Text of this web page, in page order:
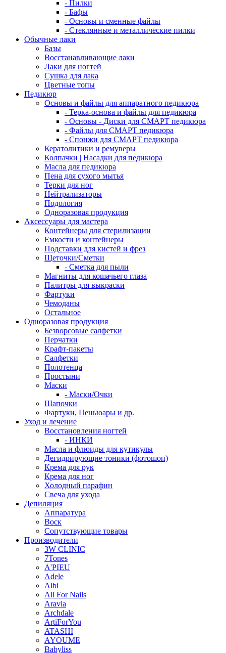
- Пилки
- Бафы
- Основы и сменные файлы
- Стеклянные и металлические пилки
Обычные лаки
Базы
Восстанавливающие лаки
Лаки для ногтей
Сушка для лака
Цветные топы
Педикюр
Основы и файлы для аппаратного педикюра
- Терка-основа и файлы для педикюра
- Основы - Диски для СМАРТ педикюра
- Файлы для СМАРТ педикюра
- Спонжи для СМАРТ педикюра
Кератолитики и ремуверы
Колпачки | Насадки для педикюра
Масла для педикюра
Пена для сухого мытья
Терки для ног
Нейтрализаторы
Подология
Одноразовая продукция
Аксессуары для мастера
Контейнеры для стерилизации
Емкости и контейнеры
Подставки для кистей и фрез
Щеточки/Сметки
- Сметка для пыли
Магниты для кошачьего глаза
Палитры для выкраски
Фартуки
Чемоданы
Остальное
Одноразовая продукция
Безворсовые салфетки
Перчатки
Крафт-пакеты
Салфетки
Полотенца
Простыни
Маски
- Маски/Очки
Шапочки
Фартуки, Пеньюары и др.
Уход и лечение
Восстановления ногтей
- ИНКИ
Масла и флюиды для кутикулы
Дегидрирующие тоники (фотошоп)
Крема для рук
Крема для ног
Холодный парафин
Свеча для ухода
Депиляция
Аппаратура
Воск
Сопутствующие товары
Производители
3W CLINIC
7Tones
A'PIEU
Adele
Albi
All For Nails
Aravia
Archdale
ArtiForYou
ATASHI
AYOUME
Babyliss